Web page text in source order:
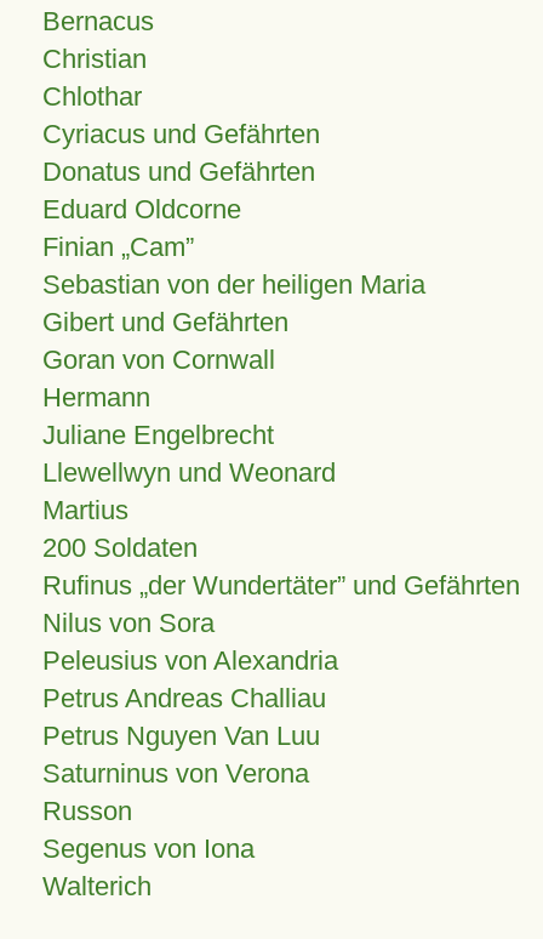
Bernacus
Christian
Chlothar
Cyriacus und Gefährten
Donatus und Gefährten
Eduard Oldcorne
Finian Cam
Sebastian von der heiligen Maria
Gibert und Gefährten
Goran von Cornwall
Hermann
Juliane Engelbrecht
Llewellwyn und Weonard
Martius
200 Soldaten
Rufinus „der Wundertäter” und Gefährten
Nilus von Sora
Peleusius von Alexandria
Petrus Andreas Challiau
Petrus Nguyen Van Luu
Saturninus von Verona
Russon
Segenus von Iona
Walterich